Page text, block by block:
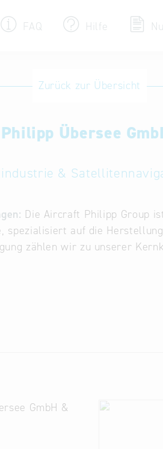
FAQ Hilfe
ändern / löschen
Sie Ihren bestehenden
Datenbanken
Zurück zur Übersicht
Übersee
&
Die Aircraft Philipp Group
spezialisiert auf die
zählen wir zu unserer
GmbH &